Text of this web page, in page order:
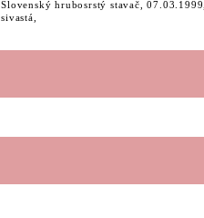
Slovenský hrubosrstý stavač, 07.03.1999,
sivastá,